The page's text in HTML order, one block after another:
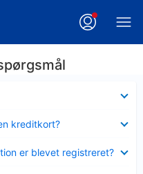
kreditkort?
er blevet registreret?